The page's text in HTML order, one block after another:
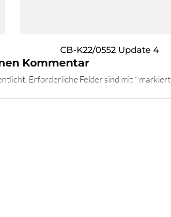
CB-K22/0552 Update 4
Kommentar
Erforderliche Felder sind mit* markiert